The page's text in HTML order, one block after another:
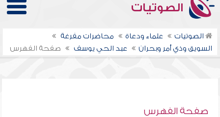
الصوتيات
الصوتيات علماء ودعاة
محاضرات مفرغة
السويق وذي أمر وبحران
عبد الحي يوسف صفحة الفهرس
صفحة الفهرس